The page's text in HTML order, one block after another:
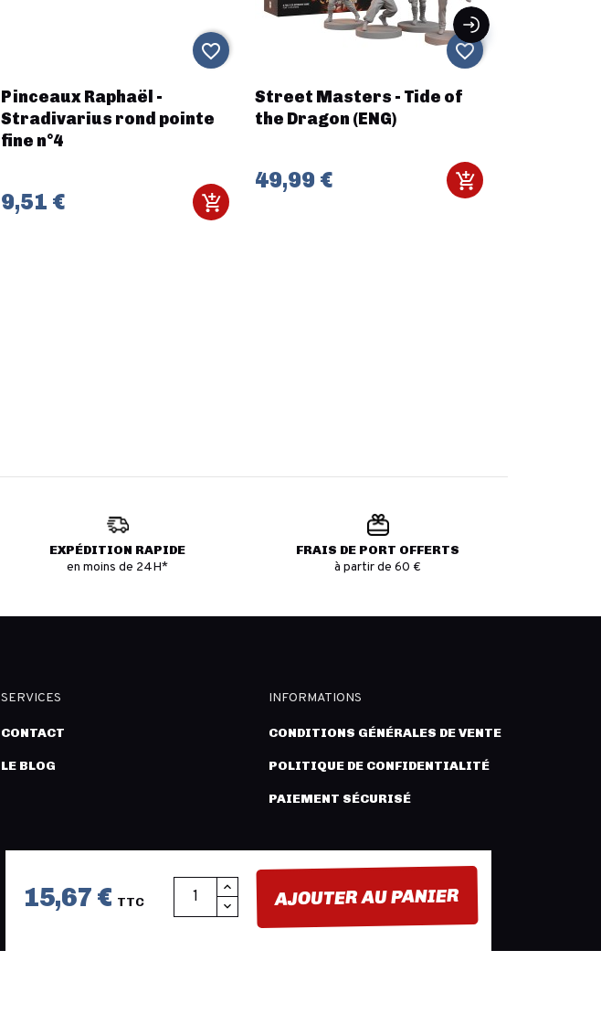
15,67 € TTC AJOUTER AU PANIER
Pinceaux Raphaël -
Stradivarius rond pointe
fine n°4
9,51 €
favorite_border
Street Masters - Tide of
the Dragon (ENG)
49,99 €
favorite_border
EXPÉDITION RAPIDE
en moins de 24H*
FRAIS DE PORT OFFERTS
à partir de 60 €
SERVICES
CONTACT
LE BLOG
INFORMATIONS
CONDITIONS GÉNÉRALES DE VENTE
POLITIQUE DE CONFIDENTIALITÉ
PAIEMENT SÉCURISÉ